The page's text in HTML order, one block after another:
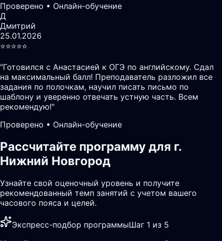
Проверено • Онлайн-обучение
Д
Дмитрий
25.01.2026
⭐️⭐️⭐️⭐️⭐️
"Готовился с Анастасией к ОГЭ по английскому. Сдал
на максимальный балл! Преподаватель разложил все
задания по полочкам, научил писать письмо по
шаблону и уверенно отвечать устную часть. Всем
рекомендую!"
Проверено • Онлайн-обучение
Рассчитайте программу для г.
Нижний Новгород
Узнайте свой оценочный уровень и получите
рекомендованный темп занятий с учетом вашего
часового пояса и целей.
Экспресс-подбор программыШаг 1 из 5